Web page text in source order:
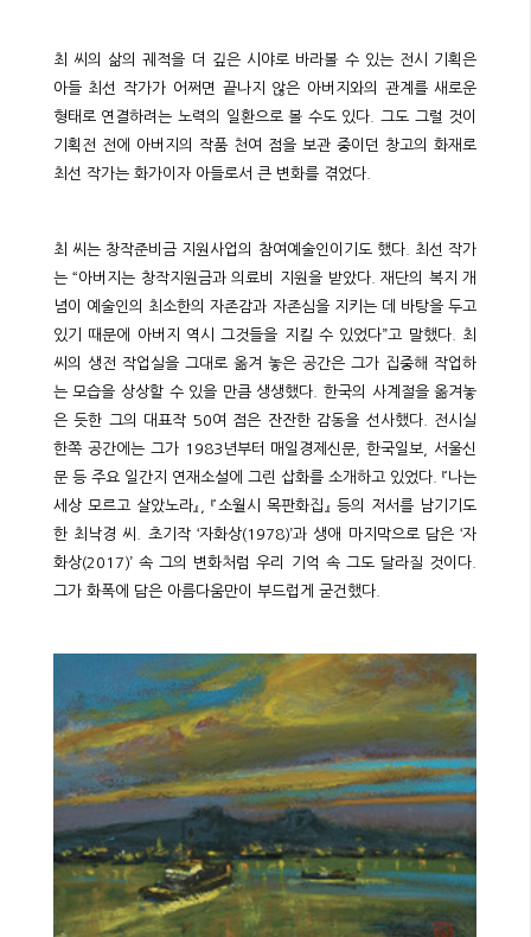
최 씨의 삶의 궤적을 더 깊은 시야로 바라볼 수 있는 전시 기획은
아들 최선 작가가 어쩌면 끝나지 않은 아버지와의 관계를 새로운
형태로 연결하려는 노력의 일환으로 볼 수도 있다. 그도 그럴 것이
기획전 전에 아버지의 작품 천여 점을 보관 중이던 창고의 화재로
최선 작가는 화가이자 아들로서 큰 변화를 겪었다.
최 씨는 창작준비금 지원사업의 참여예술인이기도 했다. 최선 작가
는 “아버지는 창작지원금과 의료비 지원을 받았다. 재단의 복지 개
념이 예술인의 최소한의 자존감과 자존심을 지키는 데 바탕을 두고
있기 때문에 아버지 역시 그것들을 지킬 수 있었다”고 말했다. 최
씨의 생전 작업실을 그대로 옮겨 놓은 공간은 그가 집중해 작업하
는 모습을 상상할 수 있을 만큼 생생했다. 한국의 사계절을 옮겨놓
은 듯한 그의 대표작 50여 점은 잔잔한 감동을 선사했다. 전시실
한쪽 공간에는 그가 1983년부터 매일경제신문, 한국일보, 서울신
문 등 주요 일간지 연재소설에 그린 삽화를 소개하고 있었다. 『나는
세상 모르고 살았노라』, 『소월시 목판화집』 등의 저서를 남기기도
한 최낙경 씨. 초기작 ‘자화상(1978)’과 생애 마지막으로 담은 ‘자
화상(2017)’ 속 그의 변화처럼 우리 기억 속 그도 달라질 것이다.
그가 화폭에 담은 아름다움만이 부드럽게 굳건했다.